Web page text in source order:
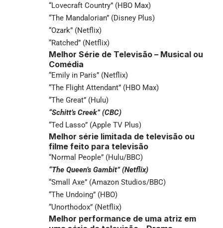
“Lovecraft Country” (HBO Max)
“The Mandalorian” (Disney Plus)
“Ozark” (Netflix)
“Ratched” (Netflix)
Melhor Série de Televisão – Musical ou
Comédia
“Emily in Paris” (Netflix)
“The Flight Attendant” (HBO Max)
“The Great” (Hulu)
“Schitt’s Creek” (CBC)
“Ted Lasso” (Apple TV Plus)
Melhor série limitada de televisão ou
filme feito para televisão
“Normal People” (Hulu/BBC)
“The Queen’s Gambit” (Netflix)
“Small Axe” (Amazon Studios/BBC)
“The Undoing” (HBO)
“Unorthodox” (Netflix)
Melhor performance de uma atriz em